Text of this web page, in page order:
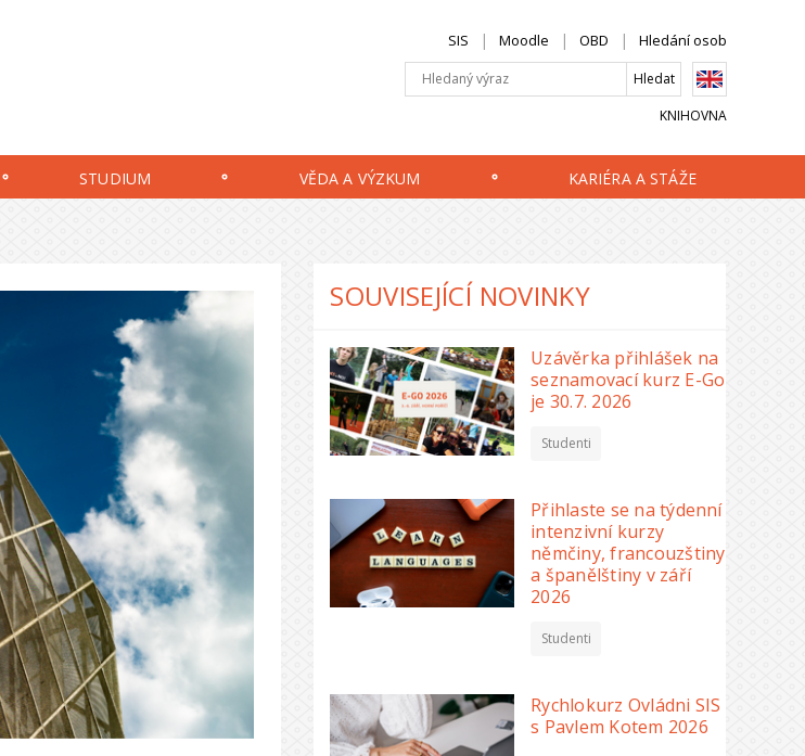
SIS Moodle OBD Hledání osob
KNIHOVNA
STUDIUM VĚDA A VÝZKUM KARIÉRA A STÁŽE
SOUVISEJÍCÍ NOVINKY
Uzávěrka přihlášek na
seznamovací kurz E-Go
je 30.7. 2026
Studenti
Přihlaste se na týdenní
intenzivní kurzy
němčiny, francouzštiny
a španělštiny v září
2026
Studenti
Rychlokurz Ovládni SIS
s Pavlem Kotem 2026